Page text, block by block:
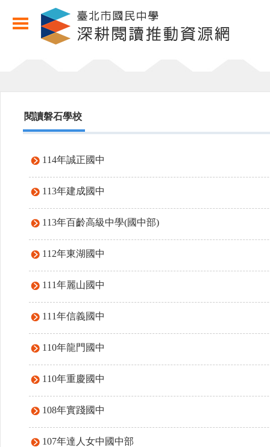
閱讀磐石學校
114年誠正國中
113年建成國中
113年百齡高級中學(國中部)
112年東湖國中
111年麗山國中
111年信義國中
110年龍門國中
110年重慶國中
108年實踐國中
107年達人女中國中部